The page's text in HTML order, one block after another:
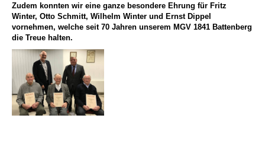
Zudem konnten wir eine ganze besondere Ehrung für Fritz
Winter, Otto Schmitt, Wilhelm Winter und Ernst Dippel
vornehmen, welche seit 70 Jahren unserem MGV 1841 Battenberg
die Treue halten.